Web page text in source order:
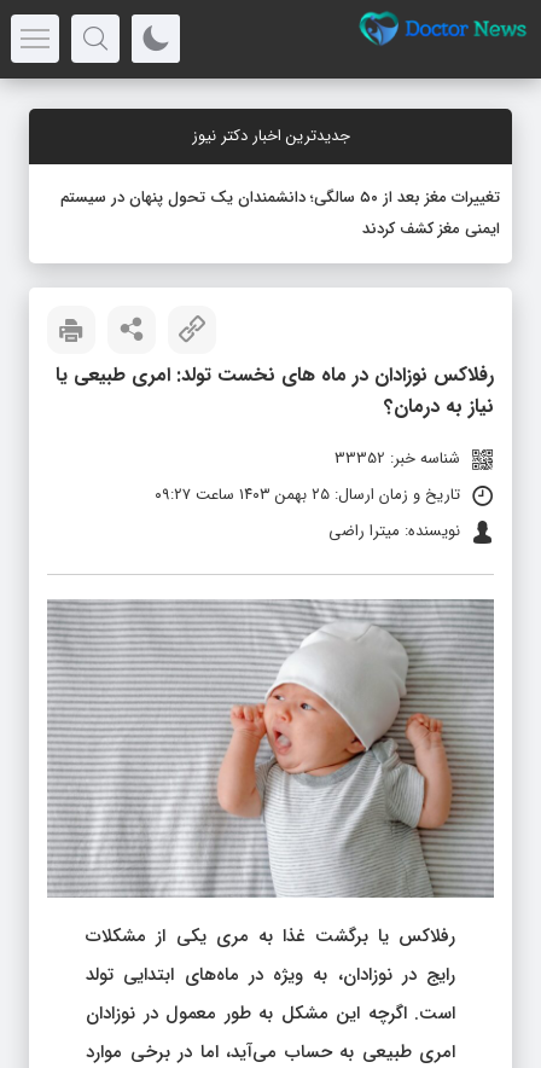
جدیدترین اخبار دکتر نیوز
تغییرات مغز بعد از ۵۰ سالگی؛ دانشمندان یک تحول پنهان در سیستم
ایمنی مغز کشف کردند
رفلاکس نوزادان در ماه‌ های نخست تولد: امری طبیعی یا
نیاز به درمان؟
شناسه خبر: 33352
تاریخ و زمان ارسال: ۲۵ بهمن ۱۴۰۳ ساعت ۰۹:۲۷
نویسنده: میترا راضی
رفلاکس یا برگشت غذا به مری یکی از مشکلات
رایج در نوزادان، به ویژه در ماه‌های ابتدایی تولد
است. اگرچه این مشکل به طور معمول در نوزادان
امری طبیعی به حساب می‌آید، اما در برخی موارد